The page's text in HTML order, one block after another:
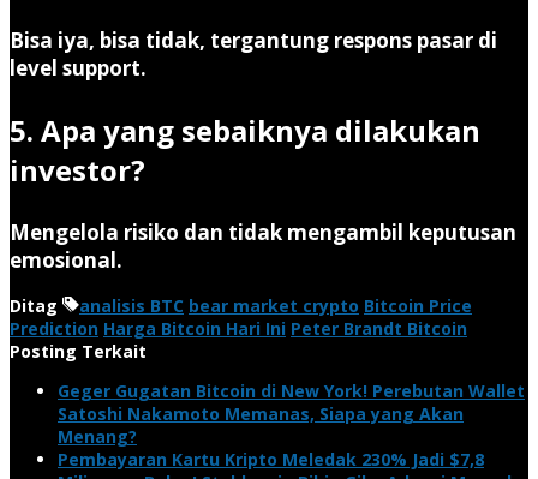
Bisa iya, bisa tidak, tergantung respons pasar di
level support.
5. Apa yang sebaiknya dilakukan
investor?
Mengelola risiko dan tidak mengambil keputusan
emosional.
Ditag analisis BTC bear market crypto Bitcoin Price
Prediction Harga Bitcoin Hari Ini Peter Brandt Bitcoin
Posting Terkait
Geger Gugatan Bitcoin di New York! Perebutan Wallet
Satoshi Nakamoto Memanas, Siapa yang Akan
Menang?
Pembayaran Kartu Kripto Meledak 230% Jadi $7,8